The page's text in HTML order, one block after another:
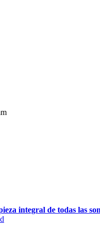
integral de todas las